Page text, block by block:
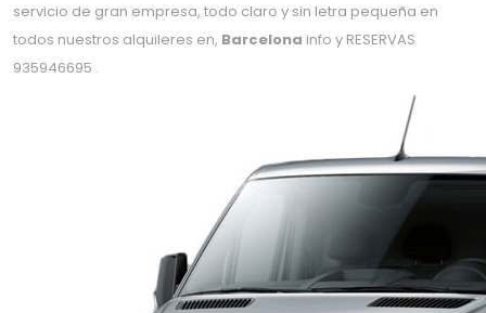
servicio de gran empresa, todo claro y sin letra pequeña en
todos nuestros alquileres en, Barcelona info y RESERVAS
935946695 .